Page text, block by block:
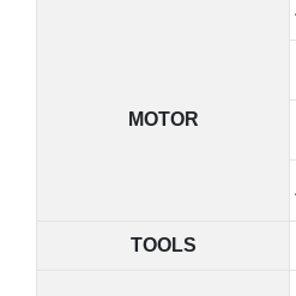
MOTOR
TOOLS